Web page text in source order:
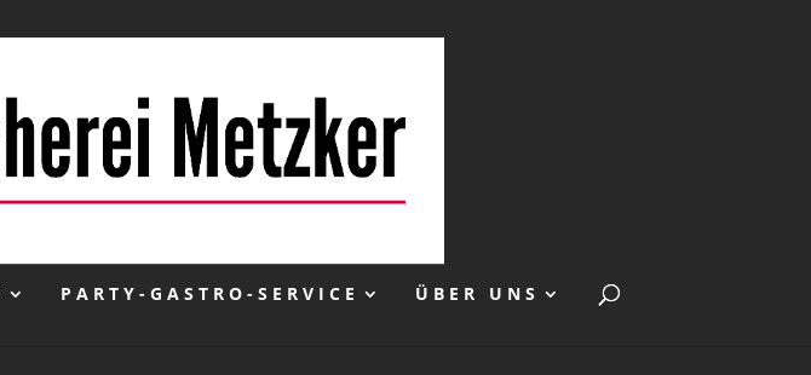
PARTY-GASTRO-SERVICE ÜBER UNS